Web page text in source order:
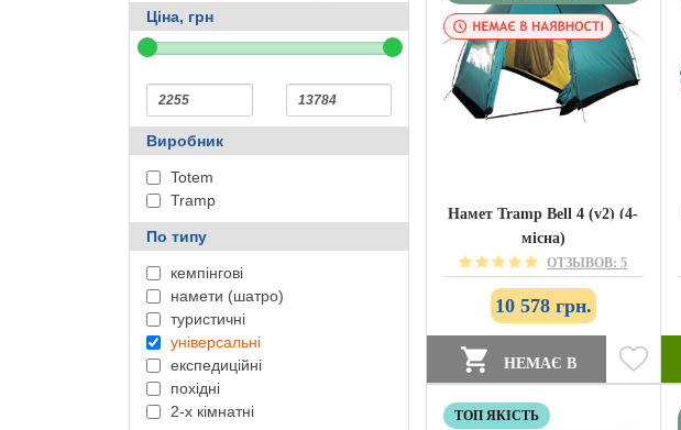
Ціна, грн
Виробник
Totem
Tramp
По типу
кемпінгові
намети (шатро)
туристичні
універсальні
експедиційні
похідні
2-х кімнатні
Намет Tramp Bell 4 (v2) (4-
місна)
ОТЗЫВОВ: 5
10 578 грн.
НЕМАЄ В
НАЯВНОСТІ
ТОП ЯКІСТЬ